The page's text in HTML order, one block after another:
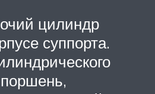
цилиндр
суппорта.